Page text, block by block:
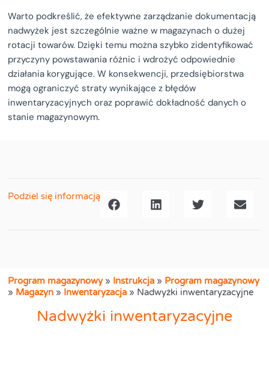
Warto podkreślić, że efektywne zarządzanie dokumentacją
nadwyżek jest szczególnie ważne w magazynach o dużej
rotacji towarów. Dzięki temu można szybko zidentyfikować
przyczyny powstawania różnic i wdrożyć odpowiednie
działania korygujące. W konsekwencji, przedsiębiorstwa
mogą ograniczyć straty wynikające z błędów
inwentaryzacyjnych oraz poprawić dokładność danych o
stanie magazynowym.
Podziel się informacją
Program magazynowy» Instrukcja » Program magazynowy
» Magazyn » Inwentaryzacja » Nadwyżki inwentaryzacyjne
Nadwyżki inwentaryzacyjne